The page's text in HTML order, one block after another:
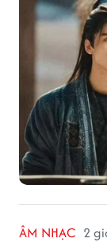
ÂM NHẠC 2